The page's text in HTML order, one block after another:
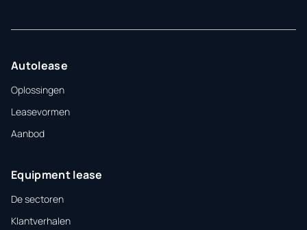
Autolease
Oplossingen
Leasevormen
Aanbod
Equipment lease
De sectoren
Klantverhalen